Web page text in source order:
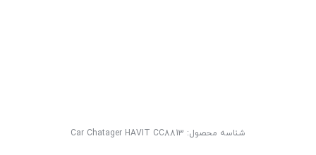
شناسه محصول: Car Chatager HAVIT CC8813